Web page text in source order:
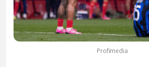
Profimedia